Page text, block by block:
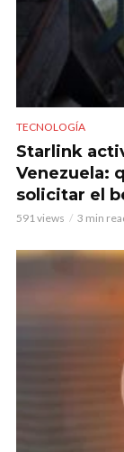
TECNOLOGÍA
Starlink
Venezuela:
solicitar el
591 views 3 min